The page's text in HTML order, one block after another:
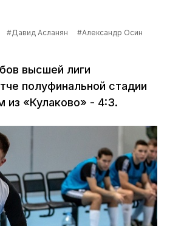
#Давид Асланян
#Александр Осин
высшей лиги
полуфинальной стадии
из «Кулаково» - 4:3.